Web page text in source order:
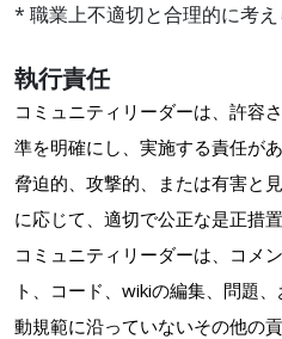
* 職業上不適切と合理的に考
執行責任
コミュニティリーダーは、許容
準を明確にし、実施する責任があ
脅迫的、攻撃的、または有害と
に応じて、適切で公正な是正措置
コミュニティリーダーは、コメ
ト、コード、wikiの編集、問題
動規範に沿っていないその他の